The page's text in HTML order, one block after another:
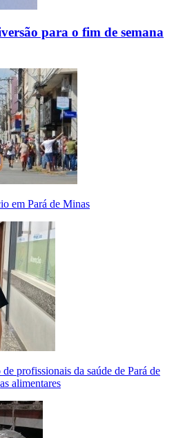
para o fim de semana
em Pará de Minas
profissionais da saúde de Pará de
alimentares